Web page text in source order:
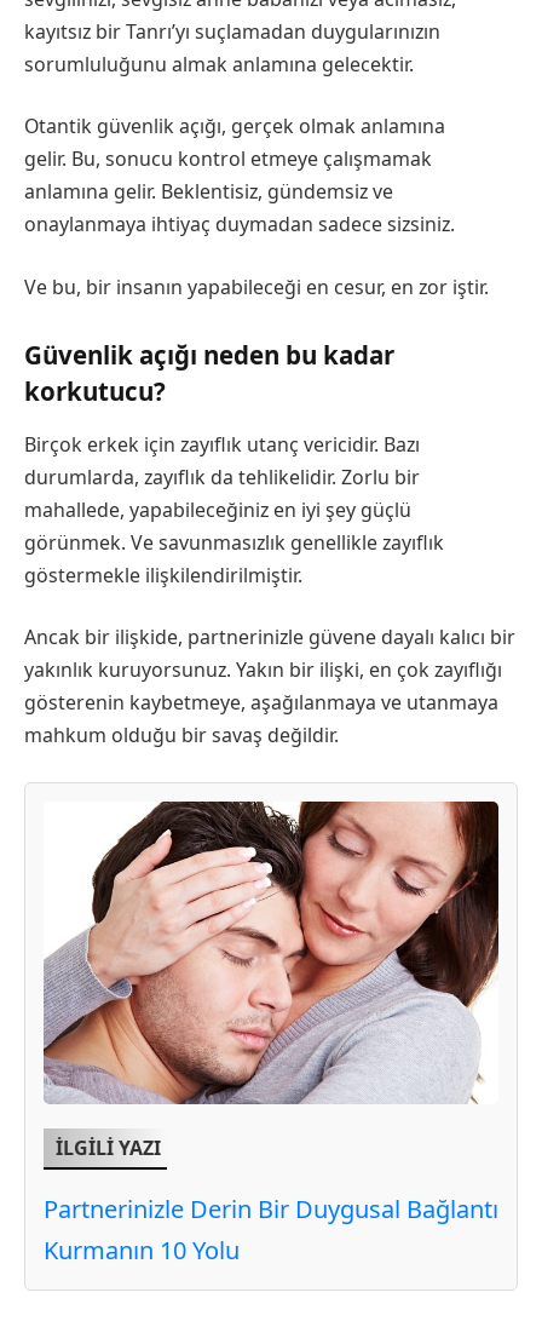
kayıtsız bir Tanrı’yı ​​suçlamadan duygularınızın
sorumluluğunu almak anlamına gelecektir.
Otantik güvenlik açığı, gerçek olmak anlamına
gelir. Bu, sonucu kontrol etmeye çalışmamak
anlamına gelir. Beklentisiz, gündemsiz ve
onaylanmaya ihtiyaç duymadan sadece sizsiniz.
Ve bu, bir insanın yapabileceği en cesur, en zor iştir.
Güvenlik açığı neden bu kadar
korkutucu?
Birçok erkek için zayıflık utanç vericidir. Bazı
durumlarda, zayıflık da tehlikelidir. Zorlu bir
mahallede, yapabileceğiniz en iyi şey güçlü
görünmek. Ve savunmasızlık genellikle zayıflık
göstermekle ilişkilendirilmiştir.
Ancak bir ilişkide, partnerinizle güvene dayalı kalıcı bir
yakınlık kuruyorsunuz. Yakın bir ilişki, en çok zayıflığı
gösterenin kaybetmeye, aşağılanmaya ve utanmaya
mahkum olduğu bir savaş değildir.
İLGİLİ YAZI
Partnerinizle Derin Bir Duygusal Bağlantı
Kurmanın 10 Yolu